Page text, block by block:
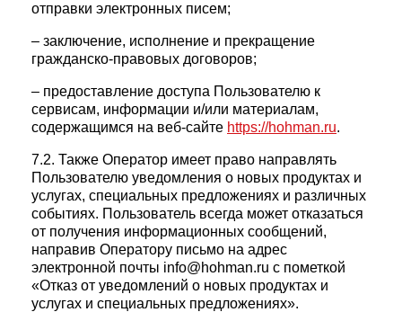
отправки электронных писем;
– заключение, исполнение и прекращение
гражданско-правовых договоров;
– предоставление доступа Пользователю к
сервисам, информации и/или материалам,
содержащимся на веб-сайте https://hohman.ru.
7.2. Также Оператор имеет право направлять
Пользователю уведомления о новых продуктах и
услугах, специальных предложениях и различных
событиях. Пользователь всегда может отказаться
от получения информационных сообщений,
направив Оператору письмо на адрес
электронной почты info@hohman.ru с пометкой
«Отказ от уведомлений о новых продуктах и
услугах и специальных предложениях».